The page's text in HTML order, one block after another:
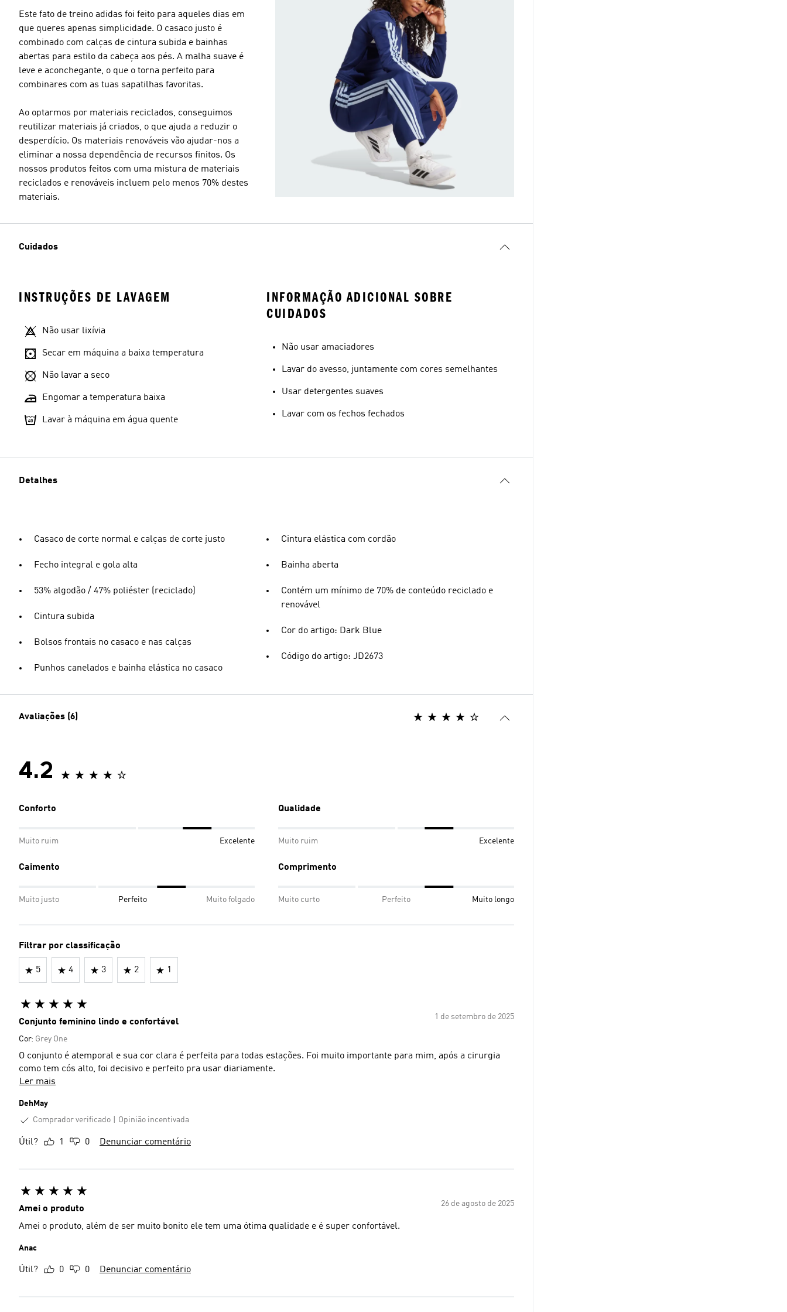
Este fato de treino adidas foi feito para aqueles dias em
que queres apenas simplicidade. O casaco justo é
combinado com calças de cintura subida e bainhas
abertas para estilo da cabeça aos pés. A malha suave é
leve e aconchegante, o que o torna perfeito para
combinares com as tuas sapatilhas favoritas.
Ao optarmos por materiais reciclados, conseguimos
reutilizar materiais já criados, o que ajuda a reduzir o
desperdício. Os materiais renováveis vão ajudar-nos a
eliminar a nossa dependência de recursos finitos. Os
nossos produtos feitos com uma mistura de materiais
reciclados e renováveis incluem pelo menos 70% destes
materiais.
Cuidados
INSTRUÇÕES DE LAVAGEM
Não usar lixívia
Secar em máquina a baixa temperatura
Não lavar a seco
Engomar a temperatura baixa
Lavar à máquina em água quente
INFORMAÇÃO ADICIONAL SOBRE
CUIDADOS
Não usar amaciadores
Lavar do avesso, juntamente com cores semelhantes
Usar detergentes suaves
Lavar com os fechos fechados
Detalhes
Casaco de corte normal e calças de corte justo
Fecho integral e gola alta
53% algodão / 47% poliéster (reciclado)
Cintura subida
Bolsos frontais no casaco e nas calças
Punhos canelados e bainha elástica no casaco
Cintura elástica com cordão
Bainha aberta
Contém um mínimo de 70% de conteúdo reciclado e
renovável
Cor do artigo: Dark Blue
Código do artigo: JD2673
Avaliações (6)
4.2
Conforto
Muito ruim Excelente
Qualidade
Muito ruim Excelente
Caimento
Muito justo Perfeito Muito folgado
Comprimento
Muito curto Perfeito Muito longo
Filtrar por classificação
5 4 3 2 1
1 de setembro de 2025
Conjunto feminino lindo e confortável
Cor: Grey One
O conjunto é atemporal e sua cor clara é perfeita para todas estações. Foi muito importante para mim, após a cirurgia
como tem cós alto, foi decisivo e perfeito pra usar diariamente.
Ler mais
DehMay
Comprador verificado
Opinião incentivada
Útil? 1 0 Denunciar comentário
26 de agosto de 2025
Amei o produto
Amei o produto, além de ser muito bonito ele tem uma ótima qualidade e é super confortável.
Anac
Útil? 0 0 Denunciar comentário